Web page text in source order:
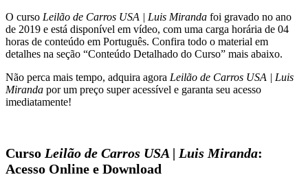
O curso Leilão de Carros USA | Luis Miranda foi gravado no ano
de 2019 e está disponível em vídeo, com uma carga horária de 04
horas de conteúdo em Português. Confira todo o material em
detalhes na seção “Conteúdo Detalhado do Curso” mais abaixo.
Não perca mais tempo, adquira agora Leilão de Carros USA | Luis
Miranda por um preço super acessível e garanta seu acesso
imediatamente!
Curso Leilão de Carros USA | Luis Miranda:
Acesso Online e Download